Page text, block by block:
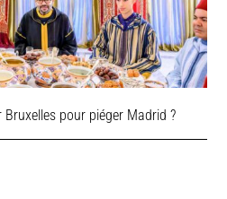
pour piéger Madrid ?